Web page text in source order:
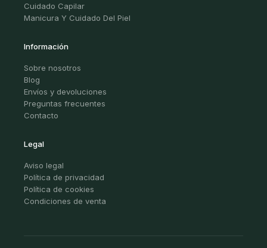
Cuidado Capilar
Manicura Y Cuidado Del Piel
Información
Sobre nosotros
Blog
Envíos y devoluciones
Preguntas frecuentes
Contacto
Legal
Aviso legal
Política de privacidad
Política de cookies
Condiciones de venta